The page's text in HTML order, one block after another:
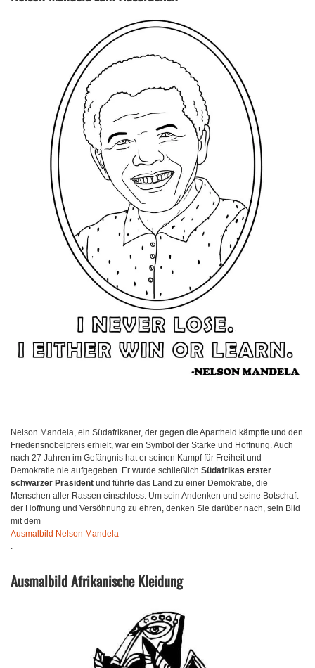
Nelson Mandela, ein Südafrikaner, der gegen die Apartheid kämpfte und den
Friedensnobelpreis erhielt, war ein Symbol der Stärke und Hoffnung. Auch
nach 27 Jahren im Gefängnis hat er seinen Kampf für Freiheit und
Demokratie nie aufgegeben. Er wurde schließlich Südafrikas erster
schwarzer Präsident und führte das Land zu einer Demokratie, die
Menschen aller Rassen einschloss. Um sein Andenken und seine Botschaft
der Hoffnung und Versöhnung zu ehren, denken Sie darüber nach, sein Bild
mit dem
Ausmalbild Nelson Mandela
.
Ausmalbild Afrikanische Kleidung